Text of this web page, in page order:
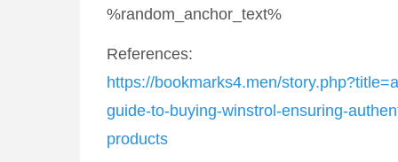
%random_anchor_text%
References:
https://bookmarks4.men/
guide-to-buying-winstrol-ensuring-
products